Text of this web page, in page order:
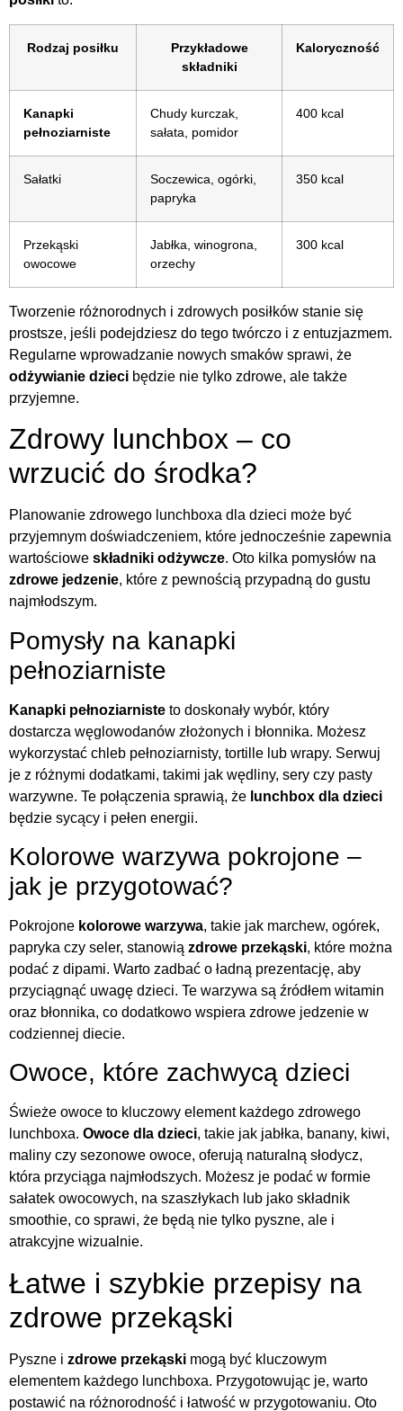
Rodzaj posiłku
Przykładowe
składniki
Kaloryczność
Kanapki
pełnoziarniste
Chudy kurczak,
sałata, pomidor
400 kcal
Sałatki
Soczewica, ogórki,
papryka
350 kcal
Przekąski
owocowe
Jabłka, winogrona,
orzechy
300 kcal
Tworzenie różnorodnych i zdrowych posiłków stanie się
prostsze, jeśli podejdziesz do tego twórczo i z entuzjazmem.
Regularne wprowadzanie nowych smaków sprawi, że
odżywianie dzieci będzie nie tylko zdrowe, ale także
przyjemne.
Zdrowy lunchbox – co
wrzucić do środka?
Planowanie zdrowego lunchboxa dla dzieci może być
przyjemnym doświadczeniem, które jednocześnie zapewnia
wartościowe składniki odżywcze. Oto kilka pomysłów na
zdrowe jedzenie, które z pewnością przypadną do gustu
najmłodszym.
Pomysły na kanapki
pełnoziarniste
Kanapki pełnoziarniste to doskonały wybór, który
dostarcza węglowodanów złożonych i błonnika. Możesz
wykorzystać chleb pełnoziarnisty, tortille lub wrapy. Serwuj
je z różnymi dodatkami, takimi jak wędliny, sery czy pasty
warzywne. Te połączenia sprawią, że lunchbox dla dzieci
będzie sycący i pełen energii.
Kolorowe warzywa pokrojone –
jak je przygotować?
Pokrojone kolorowe warzywa, takie jak marchew, ogórek,
papryka czy seler, stanowią zdrowe przekąski, które można
podać z dipami. Warto zadbać o ładną prezentację, aby
przyciągnąć uwagę dzieci. Te warzywa są źródłem witamin
oraz błonnika, co dodatkowo wspiera zdrowe jedzenie w
codziennej diecie.
Owoce, które zachwycą dzieci
Świeże owoce to kluczowy element każdego zdrowego
lunchboxa. Owoce dla dzieci, takie jak jabłka, banany, kiwi,
maliny czy sezonowe owoce, oferują naturalną słodycz,
która przyciąga najmłodszych. Możesz je podać w formie
sałatek owocowych, na szaszłykach lub jako składnik
smoothie, co sprawi, że będą nie tylko pyszne, ale i
atrakcyjne wizualnie.
Łatwe i szybkie przepisy na
zdrowe przekąski
Pyszne i zdrowe przekąski mogą być kluczowym
elementem każdego lunchboxa. Przygotowując je, warto
postawić na różnorodność i łatwość w przygotowaniu. Oto